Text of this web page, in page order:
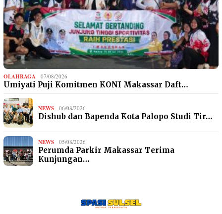
OLAHRAGA 07/08/2026
Umiyati Puji Komitmen KONI Makassar Daft…
NEWS 06/08/2026
Dishub dan Bapenda Kota Palopo Studi Tir…
NEWS 05/08/2026
Perumda Parkir Makassar Terima
Kunjungan…